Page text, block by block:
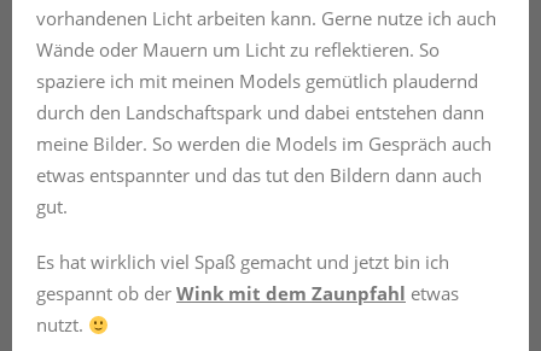
vorhandenen Licht arbeiten kann. Gerne nutze ich auch
Wände oder Mauern um Licht zu reflektieren. So
spaziere ich mit meinen Models gemütlich plaudernd
durch den Landschaftspark und dabei entstehen dann
meine Bilder. So werden die Models im Gespräch auch
etwas entspannter und das tut den Bildern dann auch
gut.
Es hat wirklich viel Spaß gemacht und jetzt bin ich
gespannt ob der Wink mit dem Zaunpfahl etwas
nutzt.